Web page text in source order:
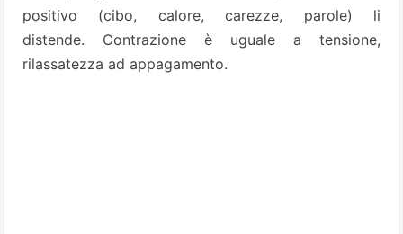
positivo (cibo, calore, carezze, parole) li
distende. Contrazione è uguale a tensione,
rilassatezza ad appagamento.